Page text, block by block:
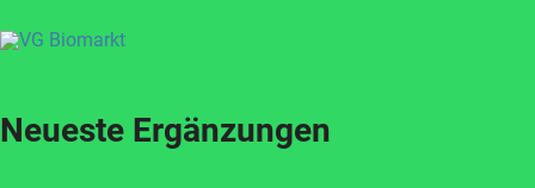
Neueste Ergänzungen